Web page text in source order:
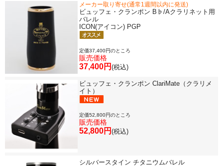
メーカー取り寄せ(通常1週間以内に発送)
ビュッフェ・クランポン B♭/Aクラリネット用
バレル
ICON(アイコン) PGP
定価37,400円のところ
販売価格
37,400円 (税込)
ビュッフェ・クランポン ClariMate（クラリメ
イト）
定価52,800円のところ
販売価格
52,800円 (税込)
シルバースタイン チタニウムバレル